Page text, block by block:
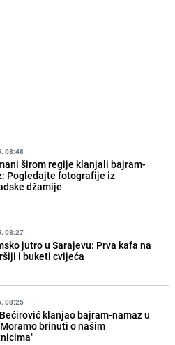
08:48
širom regije klanjali bajram-
Pogledajte fotografije iz
džamije
08:27
jutro u Sarajevu: Prva kafa na
i buketi cvijeća
08:25
klanjao bajram-namaz u
brinuti o našim